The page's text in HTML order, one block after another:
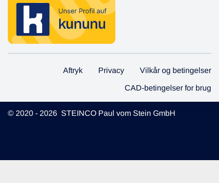
Aftryk Privacy Vilkår og betingelser
CAD-betingelser for brug
© 2020 - 2026 STEINCO Paul vom Stein GmbH